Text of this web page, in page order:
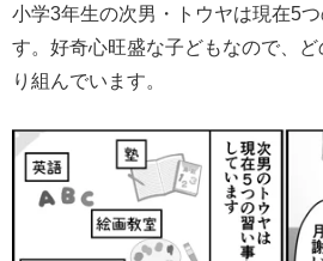
小学3年生の次男・トウヤは現在5
す。好奇心旺盛な子どもなので、
り組んでいます。